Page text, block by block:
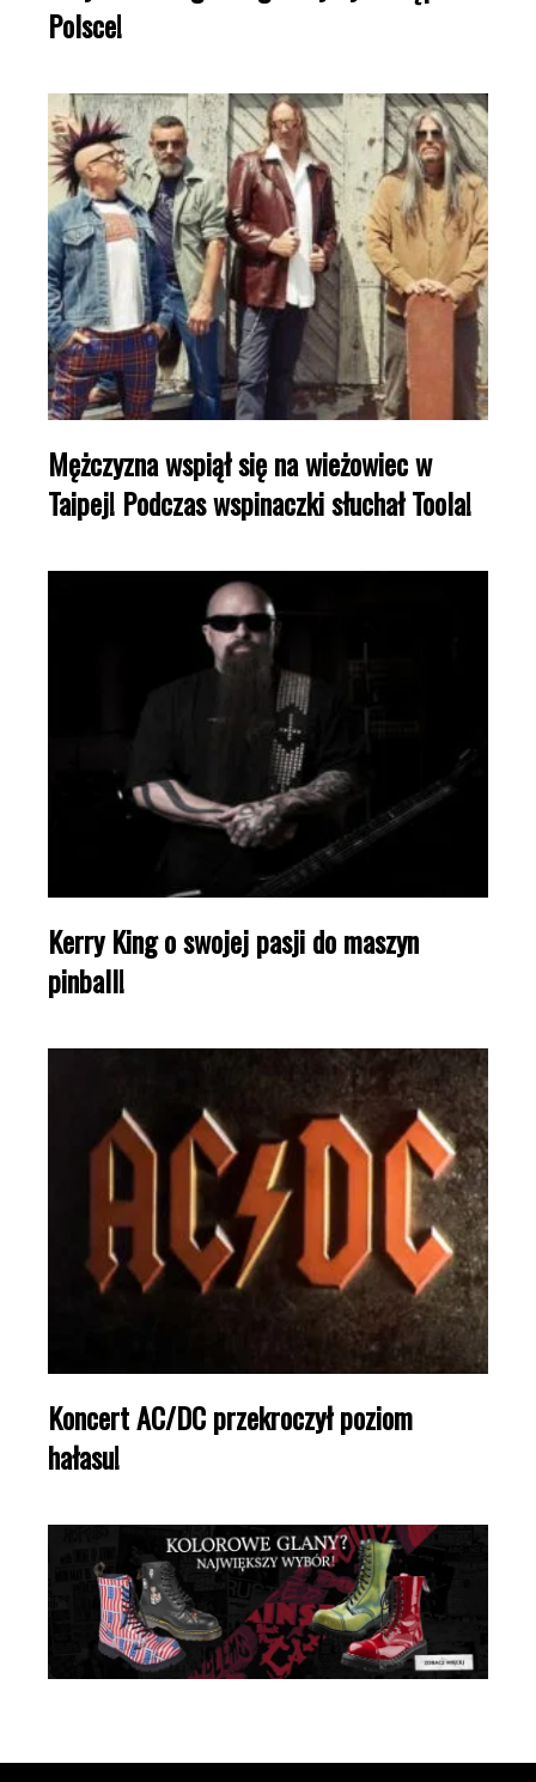
Polsce!
Mężczyzna wspiął się na wieżowiec w
Taipej! Podczas wspinaczki słuchał Toola!
Kerry King o swojej pasji do maszyn
pinball!
Koncert AC/DC przekroczył poziom
hałasu!